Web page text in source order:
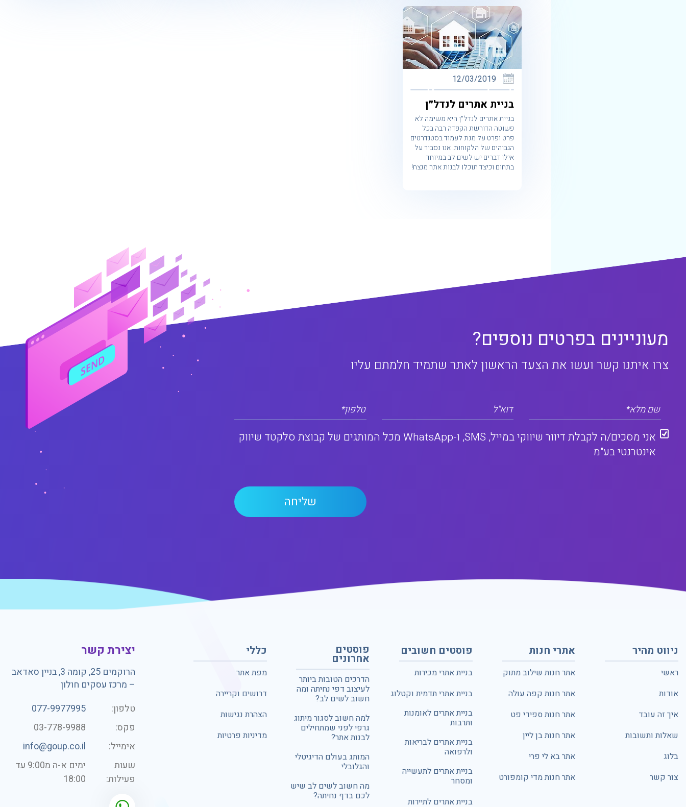
12/03/2019
בניית אתרים לנדל״ן
בניית אתרים לנדל״ן היא משימה לא
פשוטה הדורשת הקפדה רבה בכל
פרט ופרט על מנת לעמוד בסטנדרטים
הגבוהים של הלקוחות. אנו נסביר על
אילו דברים יש לשים לב במיוחד
בתחום וכיצד תוכלו לבנות אתר מנצח!
מעוניינים בפרטים נוספים?
צרו איתנו קשר ועשו את הצעד הראשון לאתר שתמיד חלמתם עליו
שם מלא* דוא"ל טלפון*
אני מסכים/ה לקבלת דיוור שיווקי במייל, SMS, ו-WhatsApp מכל המותגים של קבוצת סלקטד שיווק
אינטרנטי בע"מ
ניווט מהיר
ראשי
אודות
איך זה עובד
שאלות ותשובות
בלוג
צור קשר
אתרי חנות
אתר חנות שילוב מתוק
אתר חנות קפה עולה
אתר חנות ספידי פט
אתר חנות בן ליין
אתר בא לי פרי
אתר חנות מדי קומפורט
פוסטים חשובים
בניית אתרי מכירות
בניית אתרי תדמית וקטלוג
בניית אתרים לאומנות
ותרבות
בניית אתרים לבריאות
ולרפואה
בניית אתרים לתעשייה
ומסחר
בניית אתרים לתיירות
פוסטים
אחרונים
הדרכים הטובות ביותר
לעיצוב דפי נחיתה ומה
חשוב לשים לב?
למה חשוב לסגור מיתוג
גרפי לפני שמתחילים
לבנות אתר?
המותג בעולם הדיגיטלי
והגלובלי
מה חשוב לשים לב שיש
לכם בדף נחיתה?
כללי
מפת אתר
דרושים וקריירה
הצהרת נגישות
מדיניות פרטיות
יצירת קשר
הרוקמים 25, קומה 3, בניין סאדאב
– מרכז עסקים חולון
טלפון:
077-9977995
פקס:
03-778-9988
אימייל:
info@goup.co.il
שעות
פעילות:
ימים א-ה מ9:00 עד
18:00